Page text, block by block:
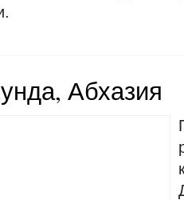
Абхазия